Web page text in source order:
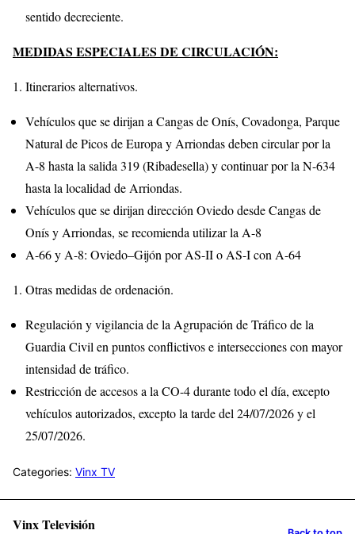
sentido decreciente.
MEDIDAS ESPECIALES DE CIRCULACIÓN:
Itinerarios alternativos.
Vehículos que se dirijan a Cangas de Onís, Covadonga, Parque
Natural de Picos de Europa y Arriondas deben circular por la
A-8 hasta la salida 319 (Ribadesella) y continuar por la N-634
hasta la localidad de Arriondas.
Vehículos que se dirijan dirección Oviedo desde Cangas de
Onís y Arriondas, se recomienda utilizar la A-8
A-66 y A-8: Oviedo–Gijón por AS-II o AS-I con A-64
Otras medidas de ordenación.
Regulación y vigilancia de la Agrupación de Tráfico de la
Guardia Civil en puntos conflictivos e intersecciones con mayor
intensidad de tráfico.
Restricción de accesos a la CO-4 durante todo el día, excepto
vehículos autorizados, excepto la tarde del 24/07/2026 y el
25/07/2026.
Categories: Vinx TV
Vinx Televisión